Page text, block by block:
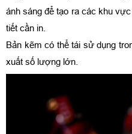
ánh sáng để tạo ra các khu
tiết cần in.
Bản kẽm có thể tái sử dụng
xuất số lượng lớn.